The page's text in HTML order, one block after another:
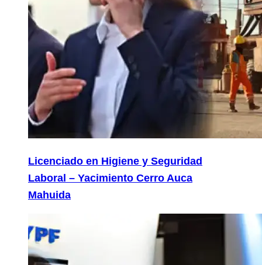
Licenciado en Higiene y Seguridad
Laboral – Yacimiento Cerro Auca
Mahuida